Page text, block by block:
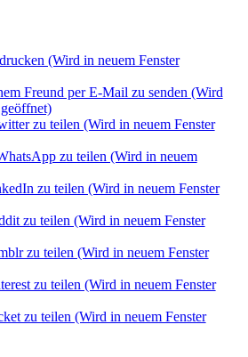
(Wird in neuem Fenster
Freund per E-Mail zu senden (Wird
zu teilen (Wird in neuem Fenster
zu teilen (Wird in neuem
zu teilen (Wird in neuem Fenster
zu teilen (Wird in neuem Fenster
zu teilen (Wird in neuem Fenster
zu teilen (Wird in neuem Fenster
zu teilen (Wird in neuem Fenster